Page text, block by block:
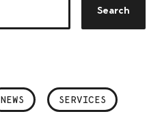
Search
NEWS SERVICES